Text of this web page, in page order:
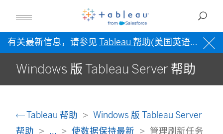
有关最新信息，请参见 Tableau 帮助(美国英语) 。
Windows 版 Tableau Server 帮助
Tableau 帮助
Windows 版 Tableau Server
帮助
... 使数据保持最新 管理刷新任务